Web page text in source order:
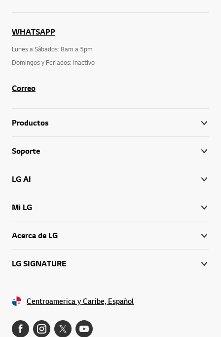
WHATSAPP
Lunes a Sábados: 8am a 5pm
Domingos y Feriados: Inactivo
Correo
Productos
Soporte
LG AI
Mi LG
Acerca de LG
LG SIGNATURE
Centroamerica y Caribe, Español